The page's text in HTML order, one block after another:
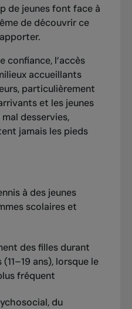
de jeunes font face à
de découvrir ce
confiance, l’accès
accueillants
particulièrement
et les jeunes
desservies,
jamais les pieds
à des jeunes
scolaires et
des filles durant
ans), lorsque le
fréquent
du